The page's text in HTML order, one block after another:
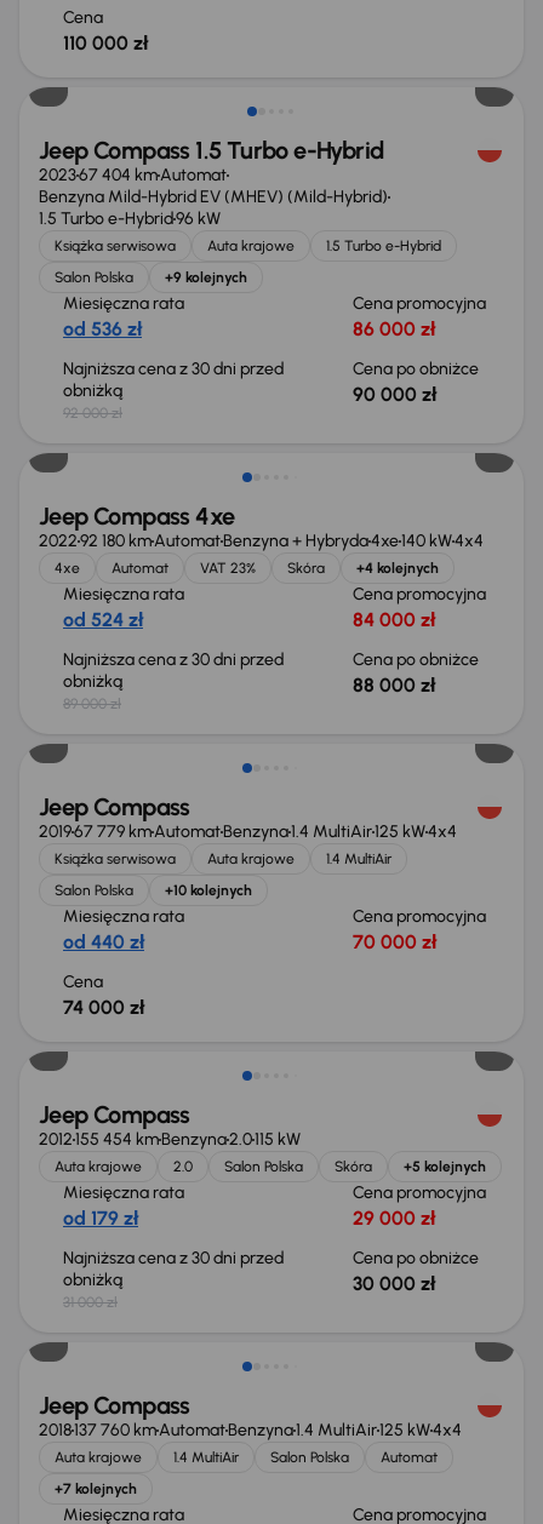
Cena
110 000 zł
Jeep Compass 1.5 Turbo e-Hybrid
202367 404 kmAutomat
Benzyna Mild-Hybrid EV (MHEV) (Mild-Hybrid)
1.5 Turbo e-Hybrid96 kW
Książka serwisowa Auta krajowe
1.5 Turbo e-Hybrid
Salon Polska
+9 kolejnych
Miesięczna rata
od 536 zł
Cena promocyjna
86 000 zł
Najniższa cena z 30 dni przed
obniżką
92 000 zł
Cena po obniżce
90 000 zł
Taniej o 1 000 zł
Jeep Compass 4xe
202292 180 kmAutomatBenzyna + Hybryda4xe140 kW4x4
4xe Automat VAT 23% Skóra +4 kolejnych
Miesięczna rata
od 524 zł
Cena promocyjna
84 000 zł
Najniższa cena z 30 dni przed
obniżką
89 000 zł
Cena po obniżce
88 000 zł
Jeep Compass
201967 779 kmAutomatBenzyna1.4 MultiAir125 kW4x4
Książka serwisowa Auta krajowe
1.4 MultiAir
Salon Polska
+10 kolejnych
Miesięczna rata
od 440 zł
Cena promocyjna
70 000 zł
Cena
74 000 zł
Jeep Compass
2012155 454 kmBenzyna2.0115 kW
Auta krajowe 2.0 Salon Polska Skóra +5 kolejnych
Miesięczna rata
od 179 zł
Cena promocyjna
29 000 zł
Najniższa cena z 30 dni przed
obniżką
31 000 zł
Cena po obniżce
30 000 zł
Jeep Compass
2018137 760 kmAutomatBenzyna1.4 MultiAir125 kW4x4
Auta krajowe 1.4 MultiAir Salon Polska
Automat
+7 kolejnych
Miesięczna rata Cena promocyjna